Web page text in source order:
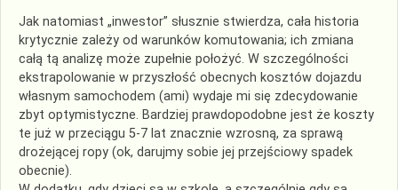
Jak natomiast „inwestor” słusznie stwierdza, cała historia
krytycznie zależy od warunków komutowania; ich zmiana
całą tą analizę może zupełnie położyć. W szczególności
ekstrapolowanie w przyszłość obecnych kosztów dojazdu
własnym samochodem (ami) wydaje mi się zdecydowanie
zbyt optymistyczne. Bardziej prawdopodobne jest że koszty
te już w przeciągu 5-7 lat znacznie wzrosną, za sprawą
drożejącej ropy (ok, darujmy sobie jej przejściowy spadek
obecnie).